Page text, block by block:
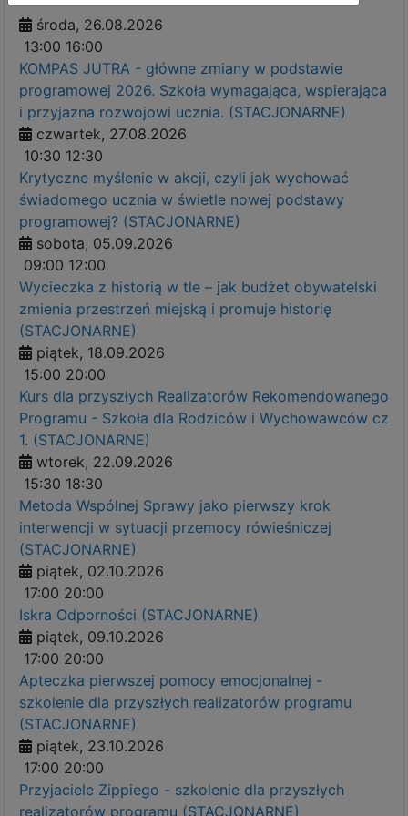
środa, 26.08.2026
13:00 16:00
KOMPAS JUTRA - główne zmiany w podstawie
programowej 2026. Szkoła wymagająca, wspierająca
i przyjazna rozwojowi ucznia. (STACJONARNE)
czwartek, 27.08.2026
10:30 12:30
Krytyczne myślenie w akcji, czyli jak wychować
świadomego ucznia w świetle nowej podstawy
programowej? (STACJONARNE)
sobota, 05.09.2026
09:00 12:00
Wycieczka z historią w tle – jak budżet obywatelski
zmienia przestrzeń miejską i promuje historię
(STACJONARNE)
piątek, 18.09.2026
15:00 20:00
Kurs dla przyszłych Realizatorów Rekomendowanego
Programu - Szkoła dla Rodziców i Wychowawców cz
1. (STACJONARNE)
wtorek, 22.09.2026
15:30 18:30
Metoda Wspólnej Sprawy jako pierwszy krok
interwencji w sytuacji przemocy rówieśniczej
(STACJONARNE)
piątek, 02.10.2026
17:00 20:00
Iskra Odporności (STACJONARNE)
piątek, 09.10.2026
17:00 20:00
Apteczka pierwszej pomocy emocjonalnej -
szkolenie dla przyszłych realizatorów programu
(STACJONARNE)
piątek, 23.10.2026
17:00 20:00
Przyjaciele Zippiego - szkolenie dla przyszłych
realizatorów programu (STACJONARNE)